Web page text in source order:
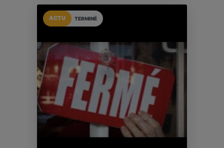
TERMINÉ
ACTU